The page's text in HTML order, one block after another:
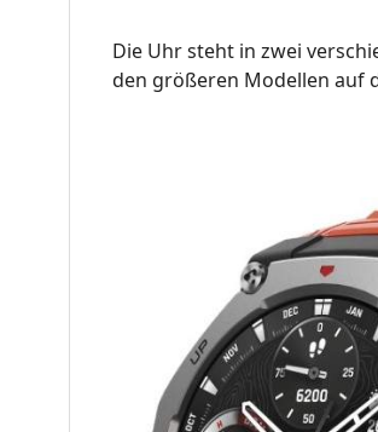
Die Uhr steht in zwei
den größeren Modellen auf